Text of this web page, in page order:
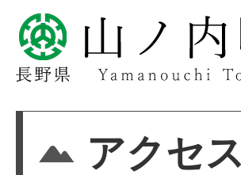
アクセ